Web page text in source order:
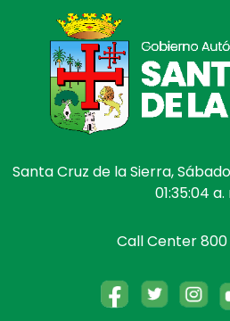
Santa Cruz de la Sierra,
01:35:04 a.
Call Center 800